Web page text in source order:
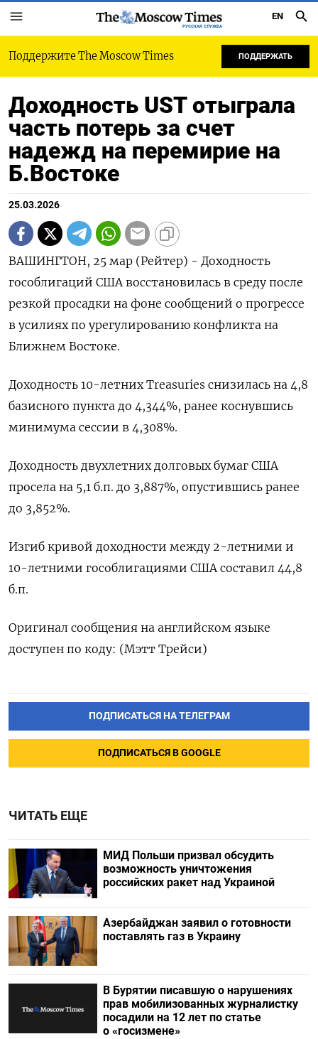
РУССКАЯ СЛУЖБА
EN
Поддержите The Moscow Times ПОДДЕРЖАТЬ
Доходность UST отыграла
часть потерь за счет
надежд на перемирие на
Б.Востоке
25.03.2026
ВАШИНГТОН, 25 мар (Рейтер) - Доходность
гособлигаций США восстановилась ‌в среду после
резкой просадки на ​фоне ​сообщений о прогрессе ​
в ⁠усилиях ‌по урегулированию ‌конфликта на
Ближнем Востоке.
Доходность 10-летних ​Treasuries снизилась ‌на 4,8
базисного ​пункта до 4,344%, ‌ранее коснувшись
минимума сессии в 4,308%.
Доходность двухлетних ​долговых ​бумаг ‌США
просела на 5,1 ​б.п. до 3,887%, опустившись ранее
до 3,852%.
Изгиб кривой доходности между 2-летними ​и
⁠10-летними гособлигациями США составил 44,8
‌б.п.
Оригинал сообщения ‌на английском языке ​
доступен по ‌коду: (Мэтт Трейси)
ПОДПИСАТЬСЯ НА ТЕЛЕГРАМ
ПОДПИСАТЬСЯ В GOOGLE
ЧИТАТЬ ЕЩЕ
МИД Польши призвал обсудить
возможность уничтожения
российских ракет над Украиной
Азербайджан заявил о готовности
поставлять газ в Украину
В Бурятии писавшую о нарушениях
прав мобилизованных журналистку
посадили на 12 лет по статье
о «госизмене»